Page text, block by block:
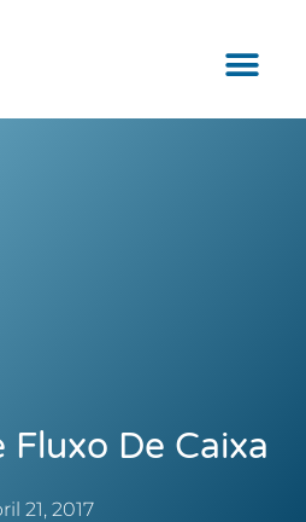
Fluxo De Caixa
21, 2017